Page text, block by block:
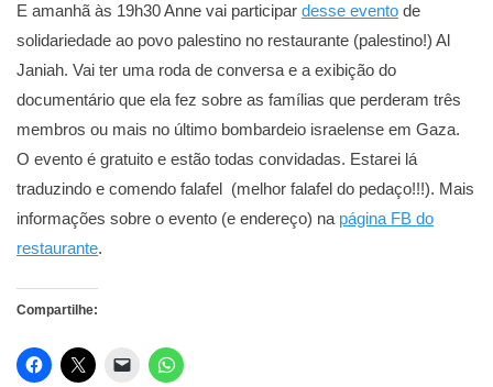
E amanhã às 19h30 Anne vai participar desse evento de
solidariedade ao povo palestino no restaurante (palestino!) Al
Janiah. Vai ter uma roda de conversa e a exibição do
documentário que ela fez sobre as famílias que perderam três
membros ou mais no último bombardeio israelense em Gaza.
O evento é gratuito e estão todas convidadas. Estarei lá
traduzindo e comendo falafel (melhor falafel do pedaço!!!). Mais
informações sobre o evento (e endereço) na página FB do
restaurante.
Compartilhe: